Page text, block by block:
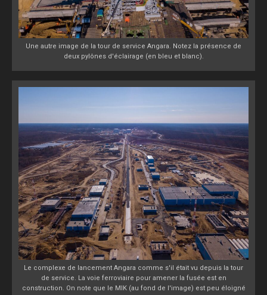
Une autre image de la tour de service Angara. Notez la présence de
deux pylônes d'éclairage (en bleu et blanc).
Le complexe de lancement Angara comme s'il était vu depuis la tour
de service. La voie ferroviaire pour amener la fusée est en
construction. On note que le MIK (au fond de l'image) est peu éloigné